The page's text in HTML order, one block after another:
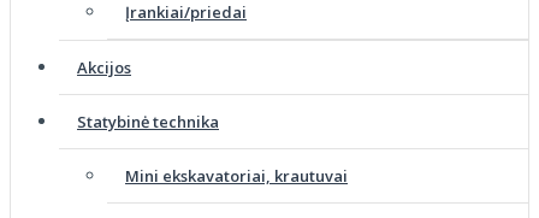
Įrankiai/priedai
Akcijos
Statybinė technika
Mini ekskavatoriai, krautuvai